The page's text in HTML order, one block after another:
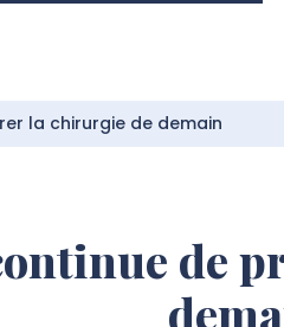
la chirurgie de demain
de